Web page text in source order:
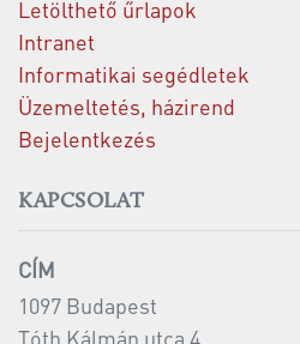
Letölthető űrlapok
Intranet
Informatikai segédletek
Üzemeltetés, házirend
Bejelentkezés
KAPCSOLAT
CÍM
1097 Budapest
Tóth Kálmán utca 4.